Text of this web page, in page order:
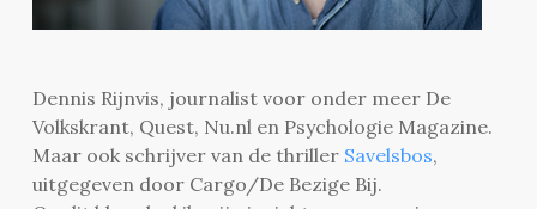
Dennis Rijnvis, journalist voor onder meer De
Volkskrant, Quest, Nu.nl en Psychologie Magazine.
Maar ook schrijver van de thriller Savelsbos,
uitgegeven door Cargo/De Bezige Bij.